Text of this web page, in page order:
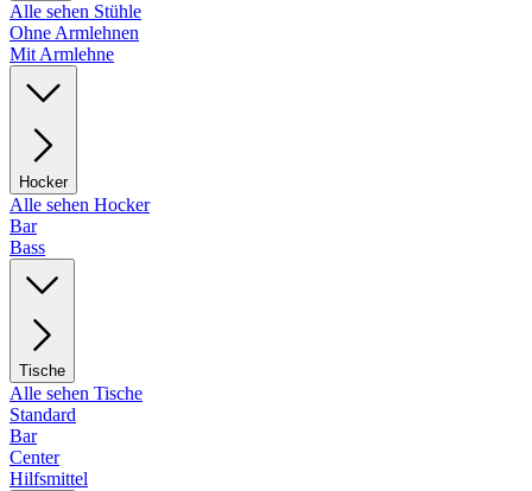
Alle sehen Stühle
Ohne Armlehnen
Mit Armlehne
Hocker
Alle sehen Hocker
Bar
Bass
Tische
Alle sehen Tische
Standard
Bar
Center
Hilfsmittel